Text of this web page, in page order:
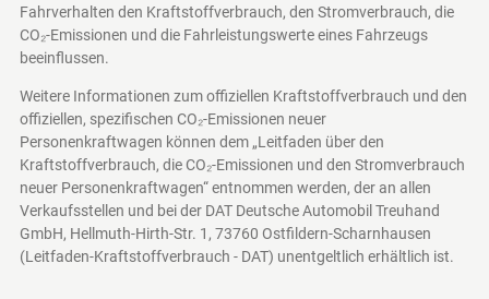
Fahrverhalten den Kraftstoffverbrauch, den Stromverbrauch, die
CO₂-Emissionen und die Fahrleistungswerte eines Fahrzeugs
beeinflussen.
Weitere Informationen zum offiziellen Kraftstoffverbrauch und den
offiziellen, spezifischen CO₂-Emissionen neuer
Personenkraftwagen können dem „Leitfaden über den
Kraftstoffverbrauch, die CO₂-Emissionen und den Stromverbrauch
neuer Personenkraftwagen“ entnommen werden, der an allen
Verkaufsstellen und bei der DAT Deutsche Automobil Treuhand
GmbH, Hellmuth-Hirth-Str. 1, 73760 Ostfildern-Scharnhausen
(Leitfaden-Kraftstoffverbrauch - DAT) unentgeltlich erhältlich ist.